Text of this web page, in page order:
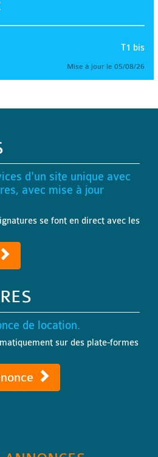
T1 bis
Mise à jour le 05/08/26
d'un site unique avec
avec mise à jour
se font en direct avec les
de location.
sur des plate-formes